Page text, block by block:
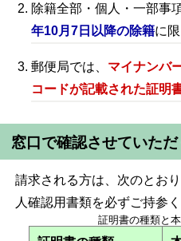
除籍全部・個人・一部事
年10月7日以降の除籍に
郵便局では、 マイナンバ
コードが記載された証明
窓口で確認させていた
請求される方は、次のとお
人確認用書類を必ずご持参く
証明書の種類と